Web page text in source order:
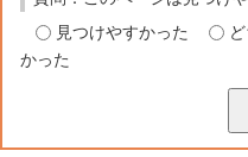
見つけやすかった
かった